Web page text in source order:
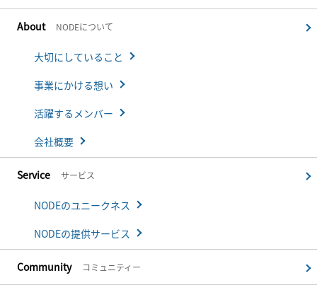
About NODEについて
大切にしていること
事業にかける想い
活躍するメンバー
会社概要
Service サービス
NODEのユニークネス
NODEの提供サービス
Community コミュニティー